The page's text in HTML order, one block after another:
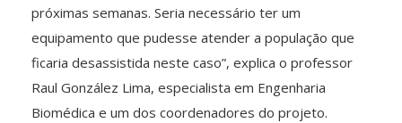
próximas semanas. Seria necessário ter um
equipamento que pudesse atender a população que
ficaria desassistida neste caso”, explica o professor
Raul González Lima, especialista em Engenharia
Biomédica e um dos coordenadores do projeto.